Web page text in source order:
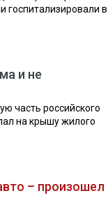
госпитализировали в
и не
часть российского
на крышу жилого
– произошел